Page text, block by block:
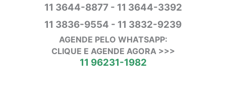
11 3644-8877 - 11 3644-3392
11 3836-9554 - 11 3832-9239
AGENDE PELO WHATSAPP:
CLIQUE E AGENDE AGORA >>>
11 96231-1982